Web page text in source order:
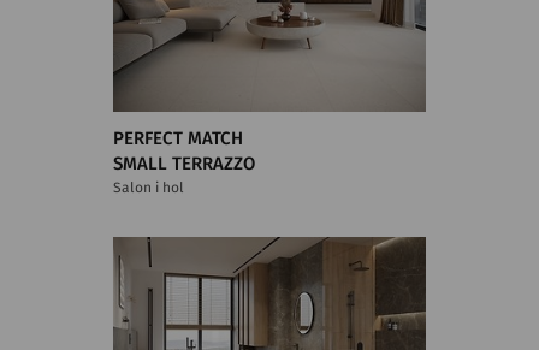
PERFECT MATCH
SMALL TERRAZZO
Salon i hol